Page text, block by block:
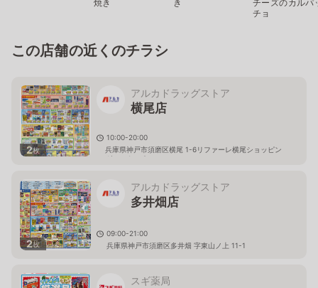
焼き き
チーズのカルパ
チョ
この店舗の近くのチラシ
2枚
アルカドラッグストア
横尾店
10:00-20:00
兵庫県神戸市須磨区横尾 1-6リファーレ横尾ショッピン
グセンター 2Ｆ
2枚
アルカドラッグストア
多井畑店
09:00-21:00
兵庫県神戸市須磨区多井畑 字東山ノ上 11-1
スギ薬局